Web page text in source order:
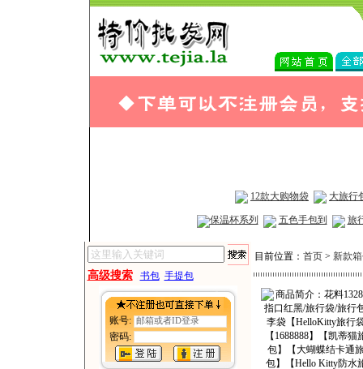
12款大购物袋 大旅行
保温杯系列 五色手包到 旅
高级搜索 书包 手提包
账号:
密码:
目前位置： 首页> 新款